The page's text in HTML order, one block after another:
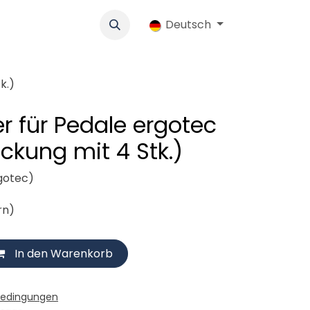
Genossenschaft Jobs Ersatzteile-Shop
Deutsch
für Pedale ergotec
mit 4 Stk.)
In den Warenkorb